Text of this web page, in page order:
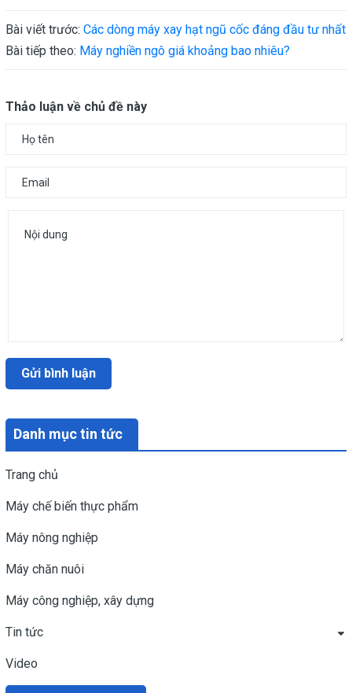
Danh mục tin tức
Trang chủ
Máy chế biến thực phẩm
Máy nông nghiệp
Máy chăn nuôi
Máy công nghiệp, xây dựng
Tin tức
Video
Bài viết trước: Các dòng máy xay hạt ngũ cốc đáng đầu tư nhất
Bài tiếp theo: Máy nghiền ngô giá khoảng bao nhiêu?
Thảo luận về chủ đề này
Gửi bình luận